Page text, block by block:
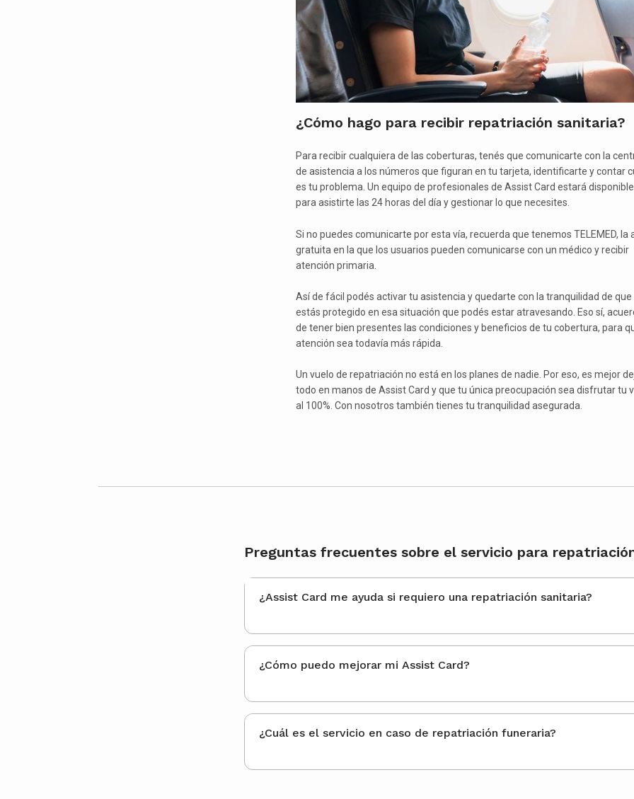
¿Cómo hago para recibir repatriación sanitaria?
Para recibir cualquiera de las coberturas, tenés que comunicarte con la
de asistencia a los números que figuran en tu tarjeta, identificarte y contar
es tu problema. Un equipo de profesionales de Assist Card estará disponible
para asistirte las 24 horas del día y gestionar lo que necesites.
Si no puedes comunicarte por esta vía, recuerda que tenemos TELEMED, la
gratuita en la que los usuarios pueden comunicarse con un médico y recibir
atención primaria.
Así de fácil podés activar tu asistencia y quedarte con la tranquilidad de que
estás protegido en esa situación que podés estar atravesando. Eso sí,
de tener bien presentes las condiciones y beneficios de tu cobertura, para
atención sea todavía más rápida.
Un vuelo de repatriación no está en los planes de nadie. Por eso, es mejor
todo en manos de Assist Card y que tu única preocupación sea disfrutar tu
al 100%. Con nosotros también tienes tu tranquilidad asegurada.
Preguntas frecuentes sobre el servicio para
¿Assist Card me ayuda si requiero una repatriación sanitaria?
¿Cómo puedo mejorar mi Assist Card?
¿Cuál es el servicio en caso de repatriación funeraria?